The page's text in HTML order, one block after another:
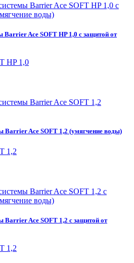
Barrier Ace SOFT HP 1,0 с защитой от
HP 1,0
Barrier Ace SOFT 1,2 (умягчение воды)
1,2
Barrier Ace SOFT 1,2 с защитой от
1,2